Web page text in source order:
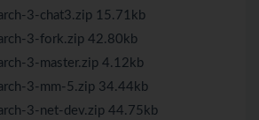
3-chat3.zip 15.71kb
3-fork.zip 42.80kb
3-master.zip 4.12kb
3-mm-5.zip 34.44kb
3-net-dev.zip 44.75kb